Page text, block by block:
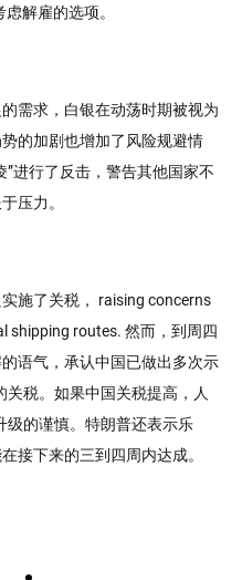
解雇的选项。
需求，白银在动荡时期被视为
的加剧也增加了风险规避情
进行了反击，警告其他国家不
压力。
施了关税， raising concerns
shipping routes. 然而，到周四
语气，承认中国已做出多次示
税。如果中国关税提高，人
级的谨慎。特朗普还表示乐
接下来的三到四周内达成。